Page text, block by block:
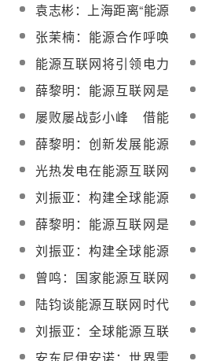
袁志彬：上海距离“能源
互联网”到底有多远
张茉楠：能源合作呼唤
全球能源互联网
能源互联网将引领电力
系统发生巨变（二）
薛黎明：能源互联网是
趋势 势不可挡
屡败屡战彭小峰 借能
源互联网之势再度出发
薛黎明：创新发展能源
互联网是治霾良策
光热发电在能源互联网
也有一席之地
刘振亚：构建全球能源
互联网的四个重点
薛黎明：能源互联网是
“互联网+”的重要组成部
分
刘振亚：构建全球能源
互联网是清洁发展的必
由之路
曾鸣：国家能源互联网
行动的原则与主张阐述
陆钧谈能源互联网时代
光热产业的机遇与挑战
刘振亚：全球能源互联
网将以电网为中心